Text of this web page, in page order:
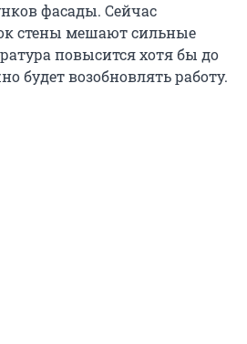
фасады. Сейчас
стены мешают сильные
повысится хотя бы до
будет возобновлять работу.